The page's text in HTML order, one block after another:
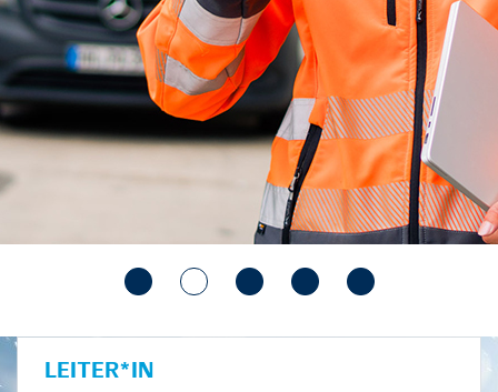
LEITER*IN